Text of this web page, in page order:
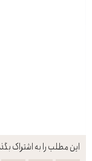
این مطلب را به اشتراک